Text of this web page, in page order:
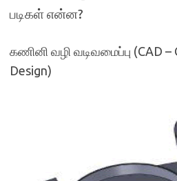
படிகள் என்ன?
கணினி வழி வடிவமைப்பு (CAD
Design)